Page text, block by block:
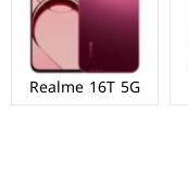
Realme 16T 5G